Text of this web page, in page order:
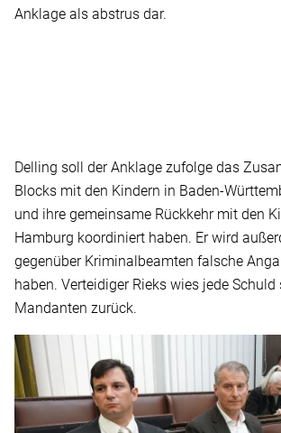
Anklage als abstrus dar.
Delling soll der Anklage zufolge das
Blocks mit den Kindern in Baden-
und ihre gemeinsame Rückkehr mit den
Hamburg koordiniert haben. Er wird
gegenüber Kriminalbeamten falsche
haben. Verteidiger Rieks wies jede Schuld
Mandanten zurück.